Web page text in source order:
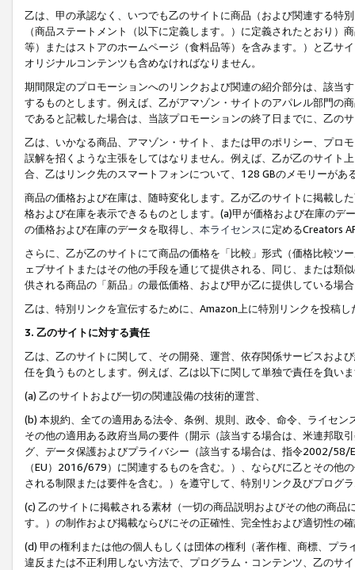
乙は、甲の承認なく、いつでも乙のサイトに商品（および関連する特
（商品ステートメント（以下に定義します。）に定義されたとおり
等）またはストアのホームページ（食料品等）を含みます。）と乙サ
オリジナルコンテンツも含めなければなりません。
期間限定のプロモーションへのリンクおよび関連の紹介部分は、該当
するものとします。例えば、乙がアマゾン・サイトのアパレル部門の
であると記載した場合は、当該プロモーションの終了日までに、乙の
乙は、いかなる商品、アマゾン・サイト、または甲のポリシー、プロ
誤解を招くような主張をしてはなりません。例えば、乙が乙のサイト
合、乙はリンク先のスマートフォンについて、128 GBのメモリーがあ
商品の価格および在庫は、随時変化します。乙が乙のサイトに掲載し
格および在庫を表示できるものとします。(a)甲が価格および在庫の
の価格および在庫のデータを取得し、 本ライセンスに定めるCreators
さらに、乙が乙のサイトにて商品の価格を「比較」形式（価格比較ツ
ェブサイトまたはその他の手段を通じて提供される、同じ、または類
供される商品の「新品」の最低価格、および甲が乙に提供している場
乙は、特別リンクを宣伝するために、Amazon上に特別リンクを投稿
3. 乙のサイトに対する責任
乙は、乙のサイトに関して、その開発、運営、依存関係サービスおよ
任を負うものとします。例えば、乙は以下に関して単独で責任を負い
(a) 乙のサイトおよび一切の関連設備の技術的運営、
(b) 本規約、全ての適用ある法令、条例、規則、政令、命令、ライセ
その他の適用ある政府当局の要件（開示（該当する場合は、米連邦取
グ、データ保護およびプライバシー（該当する場合は、指令2002/58/
（EU）2016/679）に関連するものを含む。）、ならびに乙とその他
される制限または要件を含む。）を遵守して、特別リンク及びプログ
(c) 乙のサイトに掲載される素材（一切の商品説明およびその他の商
す。）の制作および掲載ならびにその正確性、完全性および適切性の
(d) 甲の権利または他の個人もしくは団体の権利（著作権、商標、プ
違反または不正利用しない方法で、プログラム・コンテンツ、乙のサ